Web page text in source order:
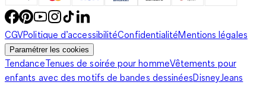
CGVPolitique d’accessibilitéConfidentialitéMentions légales
Paramétrer les cookies
TendanceTenues de soirée pour hommeVêtements pour
enfants avec des motifs de bandes dessinéesDisneyJeans